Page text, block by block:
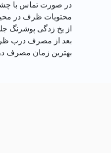
در صورت تماس با
محتویات ظرف در
از یخ زدگی پوشرنگ
بعد از مصرف درب
بهترین زمان مصرف در صورت